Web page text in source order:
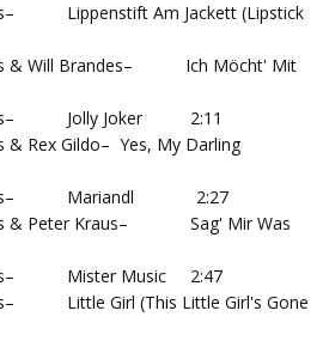
Lippenstift Am Jackett (Lipstick
Will Brandes– Ich Möcht' Mit
Jolly Joker 2:11
Rex Gildo– Yes, My Darling
Mariandl 2:27
Peter Kraus– Sag' Mir Was
Mister Music 2:47
Little Girl (This Little Girl's Gone